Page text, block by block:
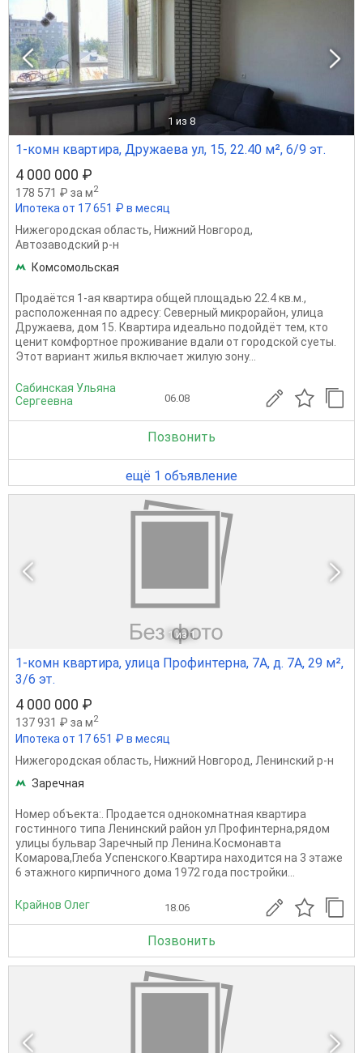
1 из 8
1-комн квартира, Дружаева ул, 15, 22.40 м², 6/9 эт.
4 000 000 ₽
178 571 ₽ за м2
Ипотека от 17 651 ₽ в месяц
Нижегородская область, Нижний Новгород,
Автозаводский р-н
Комсомольская
Продаётся 1-ая квартира общей площадью 22.4 кв.м.,
расположенная по адресу: Северный микрорайон, улица
Дружаева, дом 15. Квартира идеально подойдёт тем, кто
ценит комфортное проживание вдали от городской суеты.
Этот вариант жилья включает жилую зону...
Сабинская Ульяна
Сергеевна
06.08
Позвонить
ещё 1 объявление
1 из 1
1-комн квартира, улица Профинтерна, 7А, д. 7А, 29 м²,
3/6 эт.
4 000 000 ₽
137 931 ₽ за м2
Ипотека от 17 651 ₽ в месяц
Нижегородская область, Нижний Новгород, Ленинский р-н
Заречная
Номер объекта:. Продается однокомнатная квартира
гостинного типа Ленинский район ул Профинтерна,рядом
улицы бульвар Заречный пр Ленина.Космонавта
Комарова,Глеба Успенского.Квартира находится на 3 этаже
6 этажного кирпичного дома 1972 года постройки...
Крайнов Олег 18.06
Позвонить